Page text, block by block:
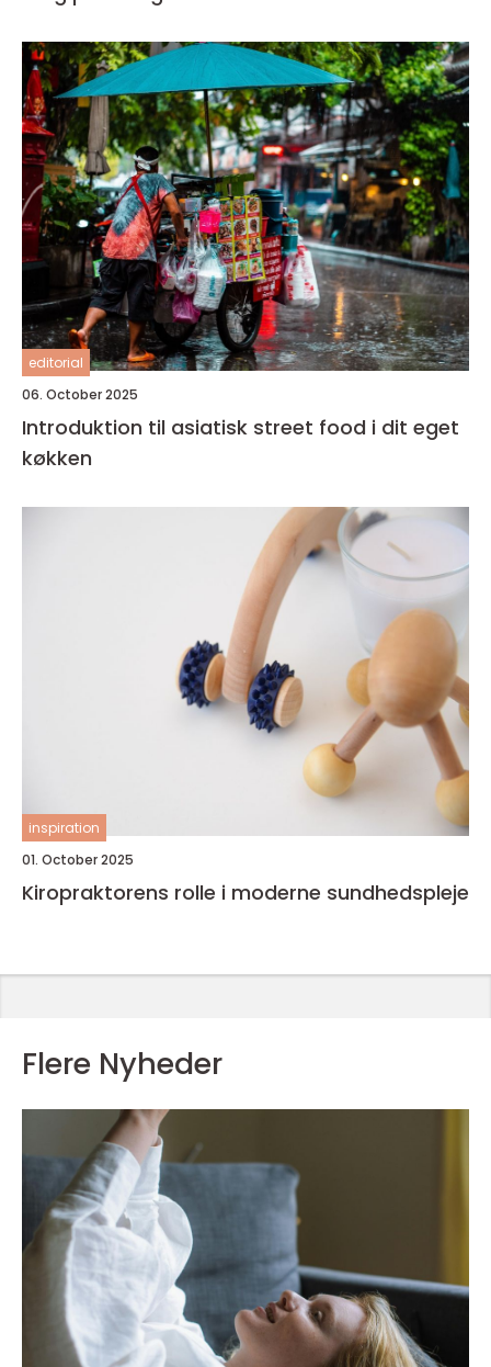
editorial
06. October 2025
Introduktion til asiatisk street food i dit eget
køkken
inspiration
01. October 2025
Kiropraktorens rolle i moderne sundhedspleje
Flere Nyheder